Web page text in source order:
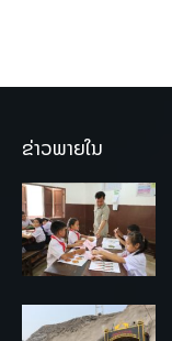
ຂ່າວພາຍໃນ